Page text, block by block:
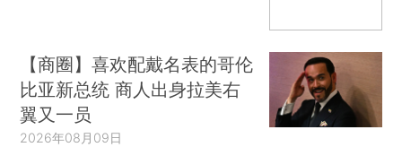
【商圈】喜欢配戴名表的哥伦
比亚新总统 商人出身拉美右
翼又一员
2026年08月09日